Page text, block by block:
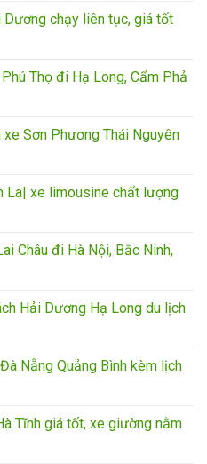
Dương chạy liên tục, giá tốt
Thọ đi Hạ Long, Cẩm Phả
Sơn Phương Thái Nguyên
La| xe limousine chất lượng
Châu đi Hà Nội, Bắc Ninh,
Hải Dương Hạ Long du lịch
Nẵng Quảng Bình kèm lịch
Tĩnh giá tốt, xe giường nằm